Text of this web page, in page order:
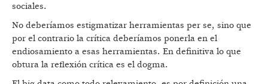
sociales.
No deberíamos estigmatizar herramientas per se, sino que
por el contrario la crítica deberíamos ponerla en el
endiosamiento a esas herramientas. En definitiva lo que
obtura la reflexión crítica es el dogma.